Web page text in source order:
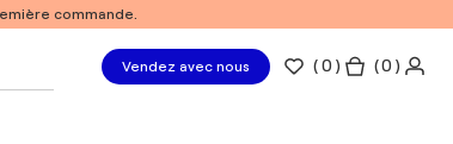
commande.
Vendez avec nous (0 ) ( 0 )